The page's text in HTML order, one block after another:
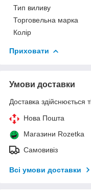
Тип виливу
Торговельна марка
Колір
Приховати
Умови доставки
Доставка здійснюється
Нова Пошта
Магазини Rozetka
Самовивіз
Всі умови доставки